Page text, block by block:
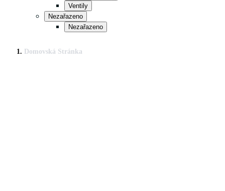
Ventily
Nezařazeno
Nezařazeno
Domovská Stránka